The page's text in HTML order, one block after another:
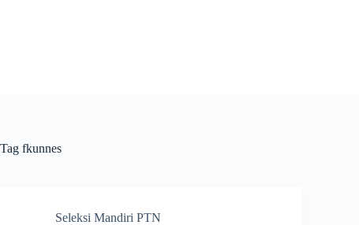
Tag fkunnes
Seleksi Mandiri PTN